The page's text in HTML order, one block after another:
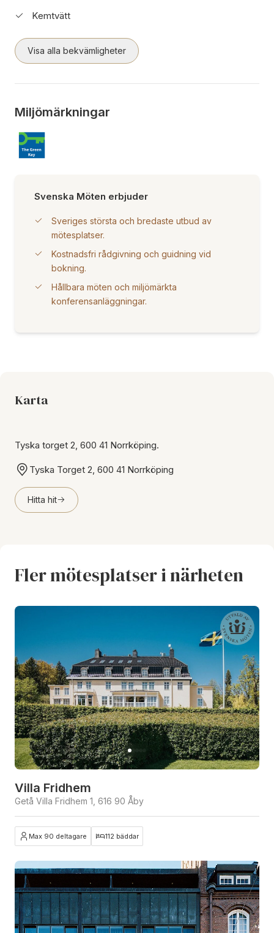
Kemtvätt
Visa alla bekvämligheter
Miljömärkningar
Svenska Möten erbjuder
Sveriges största och bredaste utbud av
mötesplatser.
Kostnadsfri rådgivning och guidning vid
bokning.
Hållbara möten och miljömärkta
konferensanläggningar.
Tyska torget 2, 600 41 Norrköping.
Tyska Torget 2, 600 41 Norrköping
Hitta hit
Karta
Fler mötesplatser i närheten
Villa Fridhem
Getå Villa Fridhem 1, 616 90 Åby
Max 90 deltagare 112 bäddar